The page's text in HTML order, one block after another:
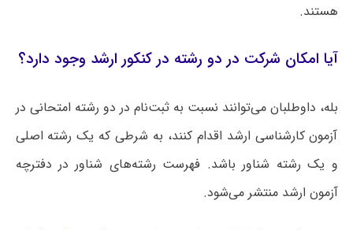
هستند.
آیا امکان شرکت در دو رشته در کنکور ارشد وجود دارد؟
بله، داوطلبان می‌توانند نسبت به ثبت‌نام در دو رشته امتحانی در
آزمون کارشناسی ارشد اقدام کنند، به شرطی که یک رشته اصلی
و یک رشته شناور باشد. فهرست رشته‌های شناور در دفترچه
آزمون ارشد منتشر می‌شود.